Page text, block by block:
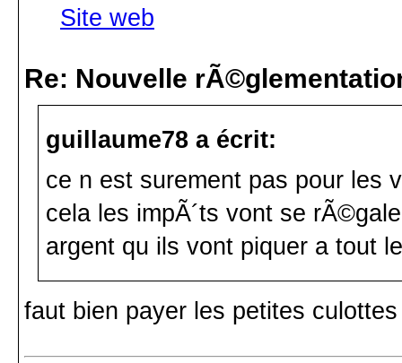
Site web
Re: Nouvelle
guillaume78 a écrit:
ce n est surement pas pour les
cela les impÃ´ts vont se
argent qu ils vont piquer a tout
faut bien payer les petites